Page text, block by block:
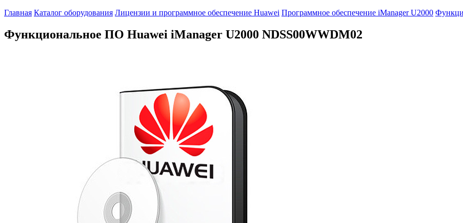
Главная Каталог оборудования Лицензии и программное обеспечение Huawei Программное обеспечение iManager U2000
Функциональное ПО Huawei iManager U2000 NDSS00WWDM02